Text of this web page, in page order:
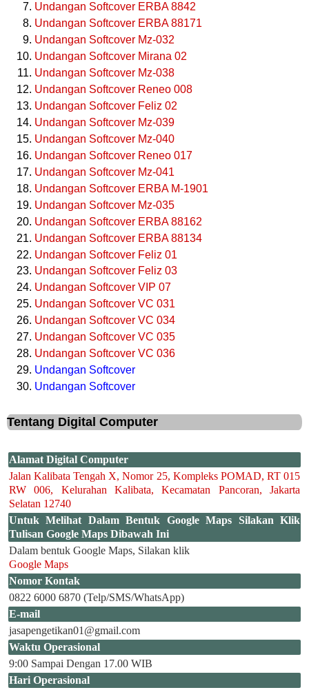
Undangan Softcover ERBA 8842
Undangan Softcover ERBA 88171
Undangan Softcover Mz-032
Undangan Softcover Mirana 02
Undangan Softcover Mz-038
Undangan Softcover Reneo 008
Undangan Softcover Feliz 02
Undangan Softcover Mz-039
Undangan Softcover Mz-040
Undangan Softcover Reneo 017
Undangan Softcover Mz-041
Undangan Softcover ERBA M-1901
Undangan Softcover Mz-035
Undangan Softcover ERBA 88162
Undangan Softcover ERBA 88134
Undangan Softcover Feliz 01
Undangan Softcover Feliz 03
Undangan Softcover VIP 07
Undangan Softcover VC 031
Undangan Softcover VC 034
Undangan Softcover VC 035
Undangan Softcover VC 036
Undangan Softcover
Undangan Softcover
Tentang Digital Computer
Alamat Digital Computer
Jalan Kalibata Tengah X, Nomor 25, Kompleks POMAD, RT 015
RW 006, Kelurahan Kalibata, Kecamatan Pancoran, Jakarta
Selatan 12740
Untuk Melihat Dalam Bentuk Google Maps Silakan Klik
Tulisan Google Maps Dibawah Ini
Dalam bentuk Google Maps, Silakan klik
Google Maps
Nomor Kontak
0822 6000 6870 (Telp/SMS/WhatsApp)
E-mail
jasapengetikan01@gmail.com
Waktu Operasional
9:00 Sampai Dengan 17.00 WIB
Hari Operasional